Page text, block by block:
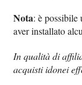
Nota: è possibile
aver installato
In qualità di
acquisti idonei